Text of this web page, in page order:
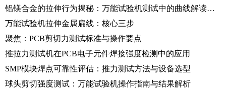
铝镁合金的拉伸行为揭秘：万能试验机测试中的曲线解读与性能分析
万能试验机拉伸金属扁线：核心三步
聚焦：PCB剪切力测试标准与操作要点
推拉力测试机在PCB电子元件焊接强度检测中的应用
SMP模块焊点可靠性评估：推力测试方法与设备选型
球头剪切强度测试：万能试验机操作指南与结果解析